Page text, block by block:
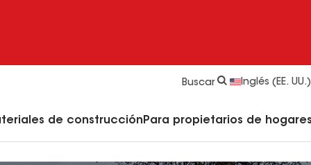
Buscar Inglés (EE. UU.)
de construcción Para propietarios de